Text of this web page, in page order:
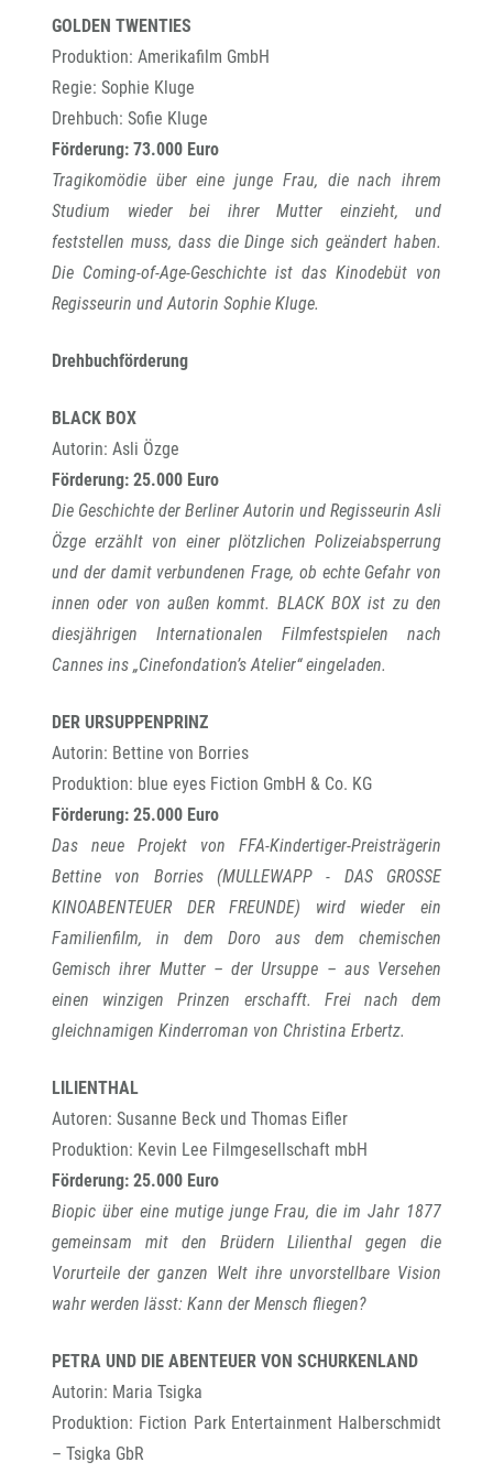
GOLDEN TWENTIES
Produktion: Amerikafilm GmbH
Regie: Sophie Kluge
Drehbuch: Sofie Kluge
Förderung: 73.000 Euro
Tragikomödie über eine junge Frau, die nach ihrem
Studium wieder bei ihrer Mutter einzieht, und
feststellen muss, dass die Dinge sich geändert haben.
Die Coming-of-Age-Geschichte ist das Kinodebüt von
Regisseurin und Autorin Sophie Kluge.
Drehbuchförderung
BLACK BOX
Autorin: Asli Özge
Förderung: 25.000 Euro
Die Geschichte der Berliner Autorin und Regisseurin Asli
Özge erzählt von einer plötzlichen Polizeiabsperrung
und der damit verbundenen Frage, ob echte Gefahr von
innen oder von außen kommt. BLACK BOX ist zu den
diesjährigen Internationalen Filmfestspielen nach
Cannes ins „Cinefondation’s Atelier“ eingeladen.
DER URSUPPENPRINZ
Autorin: Bettine von Borries
Produktion: blue eyes Fiction GmbH & Co. KG
Förderung: 25.000 Euro
Das neue Projekt von FFA-Kindertiger-Preisträgerin
Bettine von Borries (MULLEWAPP - DAS GROSSE
KINOABENTEUER DER FREUNDE) wird wieder ein
Familienfilm, in dem Doro aus dem chemischen
Gemisch ihrer Mutter – der Ursuppe – aus Versehen
einen winzigen Prinzen erschafft. Frei nach dem
gleichnamigen Kinderroman von Christina Erbertz.
LILIENTHAL
Autoren: Susanne Beck und Thomas Eifler
Produktion: Kevin Lee Filmgesellschaft mbH
Förderung: 25.000 Euro
Biopic über eine mutige junge Frau, die im Jahr 1877
gemeinsam mit den Brüdern Lilienthal gegen die
Vorurteile der ganzen Welt ihre unvorstellbare Vision
wahr werden lässt: Kann der Mensch fliegen?
PETRA UND DIE ABENTEUER VON SCHURKENLAND
Autorin: Maria Tsigka
Produktion: Fiction Park Entertainment Halberschmidt
– Tsigka GbR